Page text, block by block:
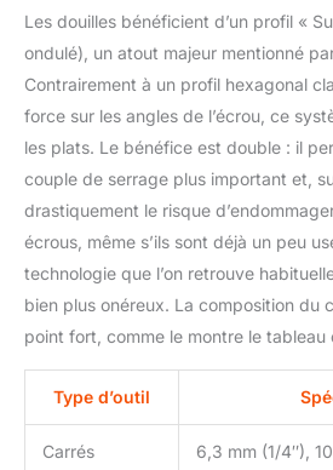
Torx)
frontal
- TS20 -
TS30 -
Embouts
(pour
Embouts
multiple
XZN) M5
Embouts
Embouts
Torx)
frontal
T55 -
Embouts
Les douilles bénéficient d’un profil «
ondulé), un atout majeur mentionné
Contrairement à un profil hexagonal
force sur les angles de l’écrou, ce
les plats. Le bénéfice est double : il
couple de serrage plus important et,
drastiquement le risque
écrous, même s’ils sont déjà un peu
technologie que l’on retrouve
bien plus onéreux. La composition du
point fort, comme le montre le tableau
Type d’outil
Carrés
6,3 mm (1/4″),